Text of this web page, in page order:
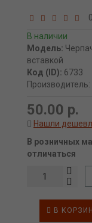
В наличии
Модель:
вставкой
Код (ID): 6733
Производитель:
50.00 р.
Нашли
В розничных
отличаться
В